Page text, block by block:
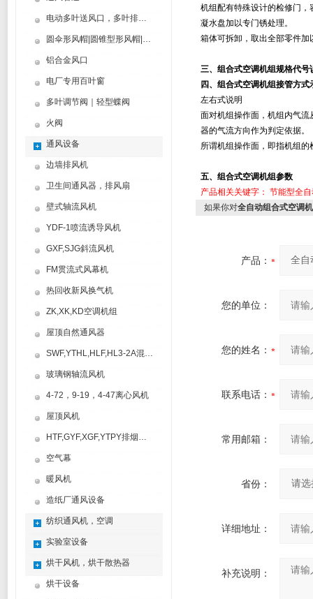
电动多叶送风口，多叶排烟口
圆伞形风帽|圆锥型形风帽|筒形风帽
铝合金风口
电厂专用百叶窗
多叶调节阀｜轻型蝶阀
火阀
通风设备
边墙排风机
卫生间通风器，排风扇
壁式轴流风机
YDF-1喷流诱导风机
GXF,SJG斜流风机
FM贯流式风幕机
热回收新风换气机
ZK,XK,KD空调机组
屋顶自然通风器
SWF,YTHL,HLF,HL3-2A混流风机
玻璃钢轴流风机
4-72，9-19，4-47离心风机
屋顶风机
HTF,GYF,XGF,YTPY排烟风机
空气幕
暖风机
造纸厂通风设备
纺织通风机，空调
实验室设备
烘干风机，烘干散热器
烘干设备
机组配有特殊设计的检修门，
凝水盘加以专门锈处理。
箱体可拆卸，取出全部零件
三、 组合式空调机组规格代号
四、 组合式空调机组接管方式
左右式说明
面对机组操作面，机组内气
器的气流方向作为判定依据。
所谓机组操作面，即指机组
五、 组合式空调机组参数
产品相关关键字： 节能型全
如果你对全自动组合式空调
产品：
您的单位：
您的姓名：
联系电话：
常用邮箱：
省份：
详细地址：
补充说明：